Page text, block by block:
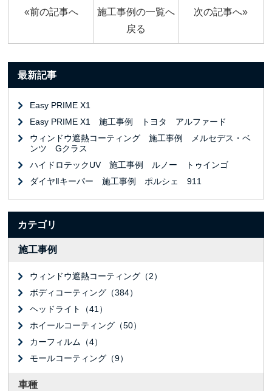
«前の記事へ 次の記事へ»
施工事例の一覧へ
戻る
最新記事
Easy PRIME X1
Easy PRIME X1 施工事例 トヨタ アルファード
ウィンドウ遮熱コーティング 施工事例 メルセデス・ベ
ンツ Gクラス
ハイドロテックUV 施工事例 ルノー トゥインゴ
ダイヤⅡキーパー 施工事例 ポルシェ 911
カテゴリ
施工事例
ウィンドウ遮熱コーティング（2）
ボディコーティング（384）
ヘッドライト（41）
ホイールコーティング（50）
カーフィルム（4）
モールコーティング（9）
車種